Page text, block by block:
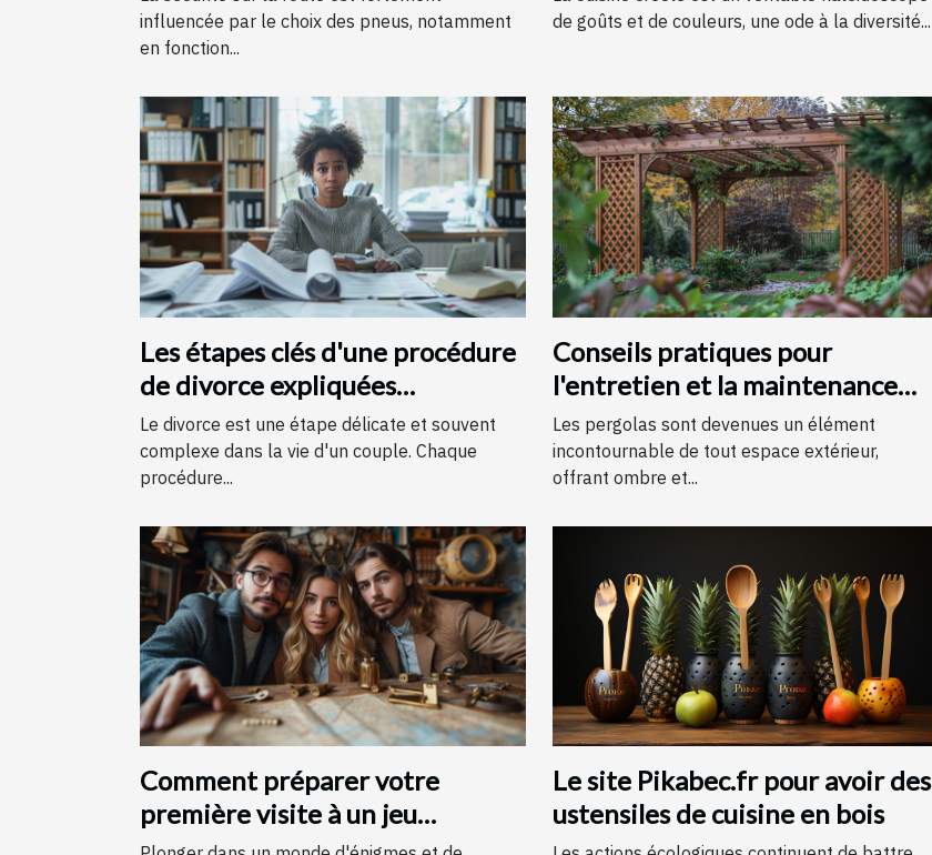
influencée par le choix des pneus, notamment
en fonction...
de goûts et de couleurs, une ode à la diversité...
Les étapes clés d'une procédure
de divorce expliquées
simplement
Le divorce est une étape délicate et souvent
complexe dans la vie d'un couple. Chaque
procédure...
Conseils pratiques pour
l'entretien et la maintenance
des pergolas
Les pergolas sont devenues un élément
incontournable de tout espace extérieur,
offrant ombre et...
Comment préparer votre
première visite à un jeu
d'évasion : conseils et astuces
Le site Pikabec.fr pour avoir des
ustensiles de cuisine en bois